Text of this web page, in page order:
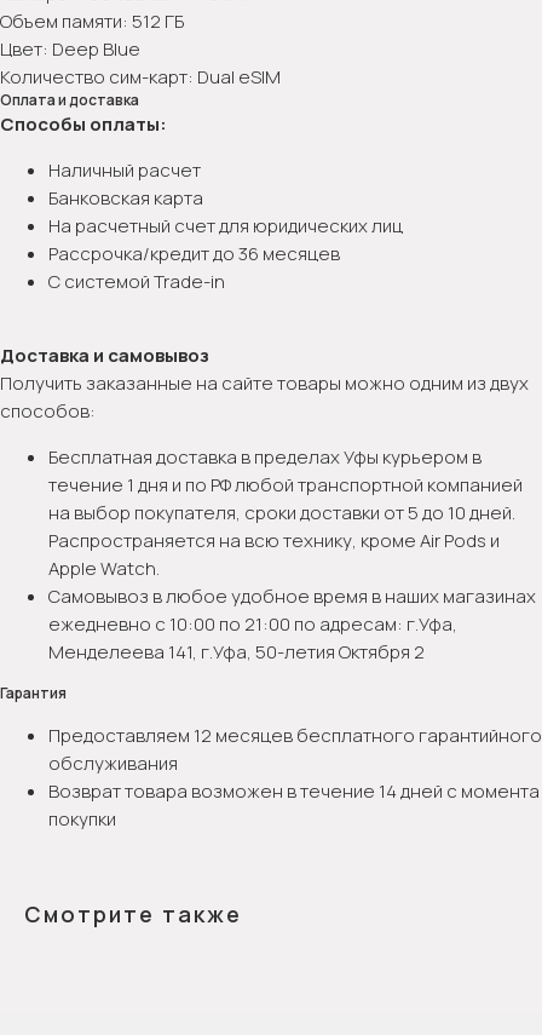
Объем памяти: 512 ГБ
Цвет: Deep Blue
Количество сим-карт: Dual eSIM
Оплата и доставка
Способы оплаты:
Наличный расчет
Банковская карта
На расчетный счет для юридических лиц
Рассрочка/кредит до 36 месяцев
С системой Trade-in
Доставка и самовывоз
Получить заказанные на сайте товары можно одним из двух
способов:
Бесплатная доставка в пределах Уфы курьером в
течение 1 дня и по РФ любой транспортной компанией
на выбор покупателя, сроки доставки от 5 до 10 дней.
Распространяется на всю технику, кроме Air Pods и
Apple Watch.
Самовывоз в любое удобное время в наших магазинах
ежедневно с 10:00 по 21:00 по адресам: г.Уфа,
Менделеева 141, г.Уфа, 50-летия Октября 2
Гарантия
Предоставляем 12 месяцев бесплатного гарантийного
обслуживания
Возврат товара возможен в течение 14 дней с момента
покупки
Смотрите также